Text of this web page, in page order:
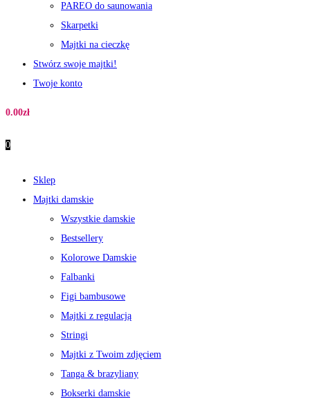
PAREO do saunowania
Skarpetki
Majtki na cieczkę
Stwórz swoje majtki!
Twoje konto
0.00zł
0
Sklep
Majtki damskie
Wszystkie damskie
Bestsellery
Kolorowe Damskie
Falbanki
Figi bambusowe
Majtki z regulacją
Stringi
Majtki z Twoim zdjęciem
Tanga & brazyliany
Bokserki damskie